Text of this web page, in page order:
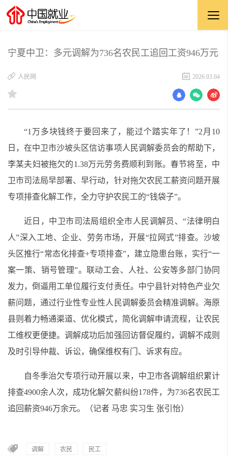
宁夏中卫：多元调解为736名农民工追回工资946万元
​人民网 2026.03.04
“1万多块钱终于要回来了，能过个踏实年了！”2月10
日，在中卫市沙坡头区信访事项人民调解委员会的帮助下，
李某夫妇被拖欠的1.38万元劳务费顺利到账。春节将至，中
卫市司法局早部署、早行动，针对拖欠农民工薪资问题开展
专项排查化解工作，全力守护农民工的“钱袋子”。
近日，中卫市司法局组织全市人民调解员、“法律明白
人”深入工地、企业、劳务市场，开展“拉网式”排查。沙坡
头区推行“常态化排查+专项排查”，建立隐患台账，实行“一
案一策、销号管理”。联动工会、人社、公安等多部门协同
发力，倒逼用工单位履行支付责任。中宁县针对特色产业欠
薪问题，通过行业性专业性人民调解委员会精准调解。海原
县则着力畅通渠道、优化模式，简化调解申请流程，让农民
工维权更便捷。调解成功后加强回访督促履约，调解不成则
及时引导仲裁、诉讼，确保维权有门、诉求有应。
自冬季治欠专项行动开展以来，中卫市各调解组织累计
排查4900余人次，成功化解欠薪纠纷178件，为736名农民工
追回薪资946万余元。（记者 马忠 实习生 张引怡）
调解 农民 民工